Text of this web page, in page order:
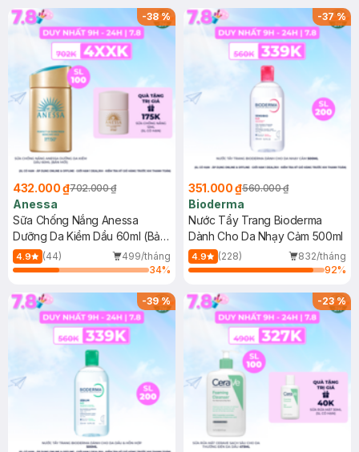
SPF 50+ 20ml (SL Có Hạn)
(SL có hạn)
-38%
432.000 ₫702.000 ₫
Anessa
Sữa Chống Nắng Anessa
Dưỡng Da Kiềm Dầu 60ml (Bản
Mới)
4.9 (44)
499/tháng
34%
-37%
351.000 ₫560.000 ₫
Bioderma
Nước Tẩy Trang Bioderma
Dành Cho Da Nhạy Cảm 500ml
4.9 (228)
832/tháng
92%
-39% -23%